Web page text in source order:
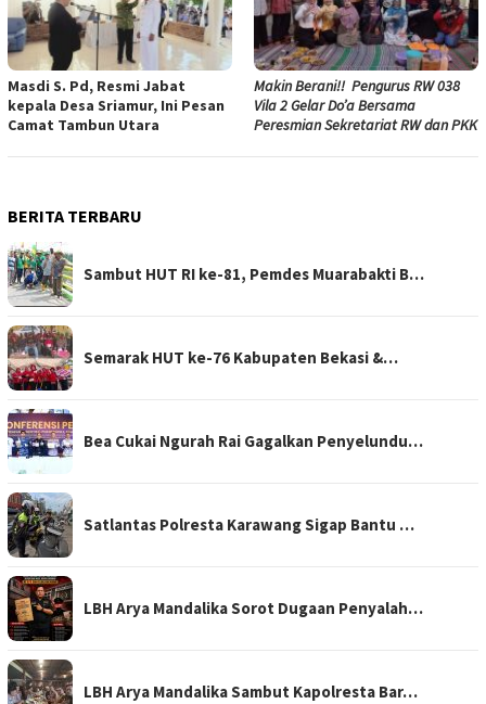
Masdi S. Pd, Resmi Jabat
kepala Desa Sriamur, Ini Pesan
Camat Tambun Utara
Makin Berani!! Pengurus RW 038
Vila 2 Gelar Do’a Bersama
Peresmian Sekretariat RW dan PKK
BERITA TERBARU
Sambut HUT RI ke-81, Pemdes Muarabakti B…
Semarak HUT ke-76 Kabupaten Bekasi &…
Bea Cukai Ngurah Rai Gagalkan Penyelundu…
Satlantas Polresta Karawang Sigap Bantu …
LBH Arya Mandalika Sorot Dugaan Penyalah…
LBH Arya Mandalika Sambut Kapolresta Bar…